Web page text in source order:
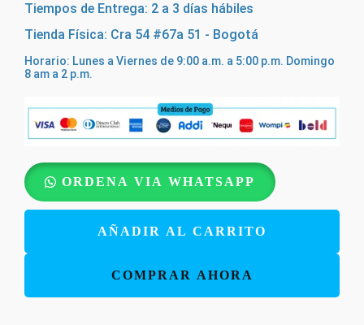
Tiempos de Entrega: 2 a 3 días hábiles
Tienda Física: Cra 54 #67a 51 - Bogotá
Horario: Lunes a Viernes de 9:00 a.m. a 5:00 p.m. Domingo
8 am a 2 p.m.
ORDENA VIA WHATSAPP
Enséñales
a
Beeke
AÑADIR AL CARRITO
COMPRAR AHORA